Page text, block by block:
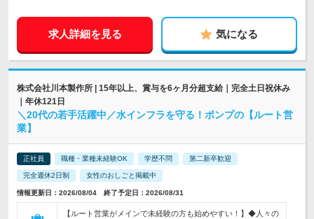
求人詳細を見る 気になる
株式会社川本製作所 | 15年以上、賞与を6ヶ月分超支給｜完全土日祝休み
｜年休121日
＼20代の若手活躍中／水インフラを守る！ポンプの【ルート営
業】
正社員 職種・業種未経験OK 学歴不問 第二新卒歓迎
完全週休2日制 女性のおしごと掲載中
情報更新日：2026/08/04 終了予定日：2026/08/31
【ルート営業がメインで未経験の方も始めやすい！】◆人々の